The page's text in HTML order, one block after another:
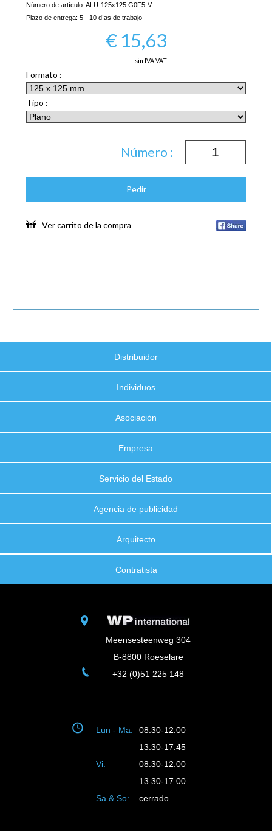
Número de artículo: ALU-125x125.G0F5-V
Plazo de entrega: 5 - 10 días de trabajo
€ 15,63
sin IVA VAT
Formato :
Tipo :
Número :
Pedir
Ver carrito de la compra
Distribuidor
Individuos
Asociación
Empresa
Servicio del Estado
Agencia de publicidad
Arquitecto
Contratista
Meensesteenweg 304
B-8800 Roeselare
+32 (0)51 225 148
Lun - Ma:
08.30-12.00
13.30-17.45
Vi:
08.30-12.00
13.30-17.00
Sa & So:
cerrado